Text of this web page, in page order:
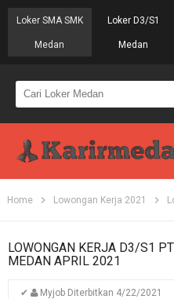
Loker SMA SMK
Medan
Loker D3/S1
Medan
Home Lowongan Kerja 2021
LOWONGAN KERJA D3/S1
MEDAN APRIL 2021
✔ Myjob Diterbitkan 4/22/2021